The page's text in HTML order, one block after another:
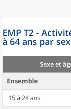
EMP T2 -
à 64 ans par
Sexe et
Ensemble
15 à 24 ans